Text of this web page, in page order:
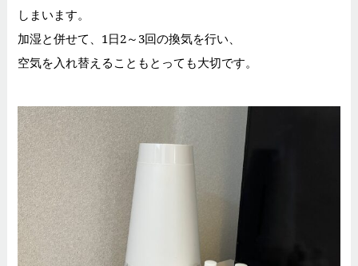
しまいます。
加湿と併せて、1日2～3回の換気を行い、
空気を入れ替えることもとっても大切です。